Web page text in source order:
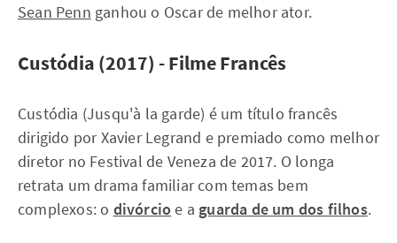
Sean Penn ganhou o Oscar de melhor ator.
Custódia (2017) - Filme Francês
Custódia (Jusqu'à la garde) é um título francês
dirigido por Xavier Legrand e premiado como melhor
diretor no Festival de Veneza de 2017. O longa
retrata um drama familiar com temas bem
complexos: o divórcio e a guarda de um dos filhos.